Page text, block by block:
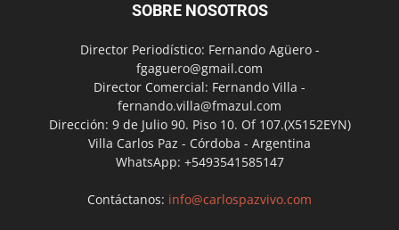
SOBRE NOSOTROS
Director Periodístico: Fernando Agüero -
fgaguero@gmail.com
Director Comercial: Fernando Villa -
fernando.villa@fmazul.com
Dirección: 9 de Julio 90. Piso 10. Of 107.(X5152EYN)
Villa Carlos Paz - Córdoba - Argentina
WhatsApp: +5493541585147
Contáctanos: info@carlospazvivo.com